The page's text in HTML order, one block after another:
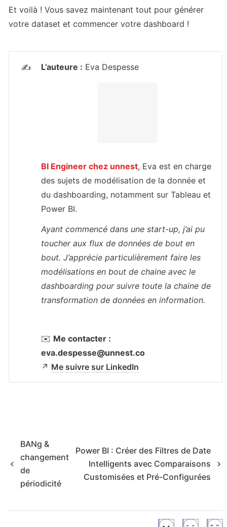
Et voilà ! Vous savez maintenant tout pour générer
votre dataset et commencer votre dashboard !
✍️ L’auteure : Eva Despesse
BI Engineer chez unnest, Eva est en charge
des sujets de modélisation de la donnée et
du dashboarding, notamment sur Tableau et
Power BI.
Ayant commencé dans une start-up, j’ai pu
toucher aux flux de données de bout en
bout. J’apprécie particulièrement faire les
modélisations en bout de chaine avec le
dashboarding pour suivre toute la chaine de
transformation de données en information.
✉️ Me contacter :
eva.despesse@unnest.co
↗️ Me suivre sur LinkedIn
BANg &
changement
de
périodicité
Power BI : Créer des Filtres de Date
Intelligents avec Comparaisons
Customisées et Pré-Configurées